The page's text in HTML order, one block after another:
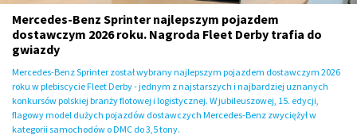
Mercedes-Benz Sprinter najlepszym pojazdem
dostawczym 2026 roku. Nagroda Fleet Derby trafia do
gwiazdy
Mercedes-Benz Sprinter został wybrany najlepszym pojazdem dostawczym 2026
roku w plebiscycie Fleet Derby - jednym z najstarszych i najbardziej uznanych
konkursów polskiej branży flotowej i logistycznej. W jubileuszowej, 15. edycji,
flagowy model dużych pojazdów dostawczych Mercedes-Benz zwyciężył w
kategorii samochodów o DMC do 3,5 tony.